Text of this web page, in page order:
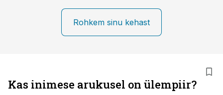
Rohkem sinu kehast
Kas inimese arukusel on ülempiir?